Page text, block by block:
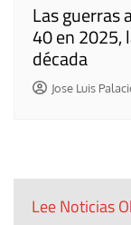
Las guerras
40 en 2025,
década
Jose Luis
Lee Noticias